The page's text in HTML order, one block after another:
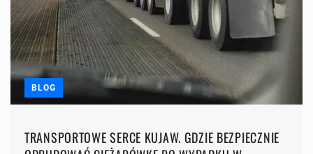
BLOG
TRANSPORTOWE SERCE KUJAW. GDZIE BEZPIECZNIE